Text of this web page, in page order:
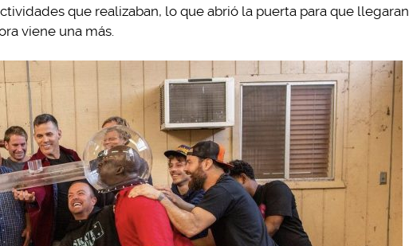
que realizaban, lo que abrió la puerta para que llegaran
viene una más.